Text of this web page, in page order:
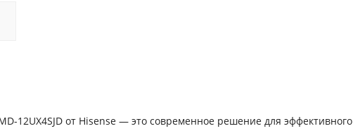
12UX4SJD от Hisense — это современное решение для эффективного